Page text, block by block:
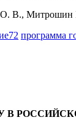
О. В.,
72 программа